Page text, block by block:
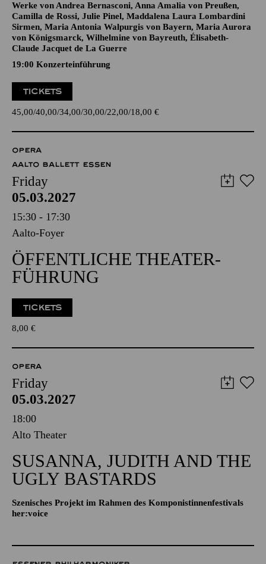
Werke von Andrea Bernasconi, Anna Amalia von Preußen,
Camilla de Rossi, Julie Pinel, Maddalena Laura Lombardini
Sirmen, Maria Antonia Walpurgis von Bayern, Maria Aurora
von Königsmarck, Wilhelmine von Bayreuth, Élisabeth-
Claude Jacquet de La Guerre
19:00 Konzerteinführung
TICKETS
45,00 40,00 34,00 30,00 22,00 18,00 €
OPERA
AALTO BALLETT ESSEN
Friday
05.03.2027
15:30 - 17:30
Aalto-Foyer
ÖFFENTLICHE THEATER­
FÜHRUNG
TICKETS
8,00 €
OPERA
Friday
05.03.2027
18:00
Alto Theater
SUSANNA, JUDITH AND THE
UGLY BASTARDS
Szenisches Projekt im Rahmen des Komponistinnenfestivals
her:voice